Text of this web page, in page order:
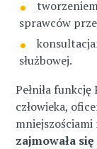
sprawców
służbowej.
Pełniła
człowieka,
zajmowała